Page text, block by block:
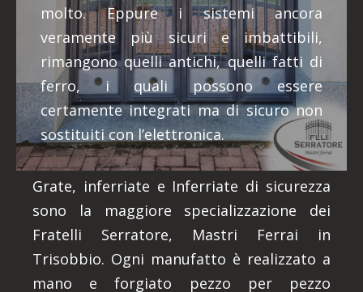
molto. Eppure i sistemi ancora
veramente più sicuri e imbattibili,
rimangono quelli antichi, quelli fatti di
ferro, i quali possono essere
certamente integrati ma di sicuro non
sostituiti con l’elettronica.
Grate, inferriate e Inferriate di sicurezza
sono la maggiore specializzazione dei
Fratelli Serratore, Mastri Ferrai in
Trisobbio. Ogni manufatto è realizzato a
mano e forgiato pezzo per pezzo